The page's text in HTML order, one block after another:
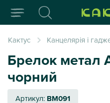
Кактус Канцелярія і
Брелок метал
чорний
Артикул: BM091